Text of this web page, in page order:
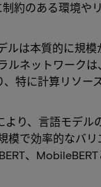
約のある環境や
ルは本質的に規
ルネットワークは
特に計算リソー
より、言語モデル
模で効率的なバ
、